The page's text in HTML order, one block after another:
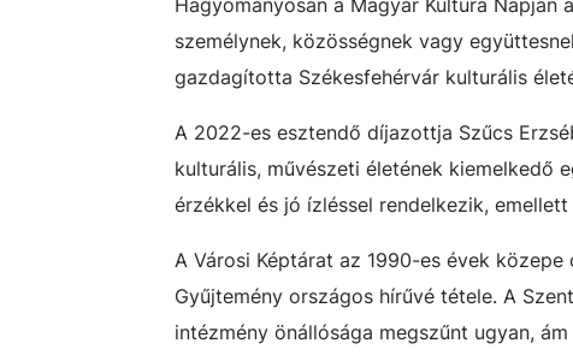
Hagyományosan a Magyar Kultúra Napján
személynek, közösségnek vagy
gazdagította Székesfehérvár kulturális
A 2022-es esztendő díjazottja Szűcs
kulturális, művészeti életének kiemelkedő
érzékkel és jó ízléssel rendelkezik,
A Városi Képtárat az 1990-es évek
Gyűjtemény országos hírűvé tétele. A
intézmény önállósága megszűnt ugyan,